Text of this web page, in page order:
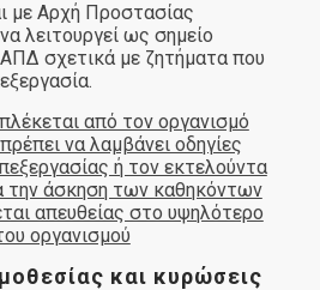
με Αρχή Προστασίας
λειτουργεί ως σημείο
σχετικά με ζητήματα που
από τον οργανισμό
να λαμβάνει οδηγίες
ή τον εκτελούντα
την άσκηση των καθηκόντων
απευθείας στο υψηλότερο
οργανισμού
και κυρώσεις